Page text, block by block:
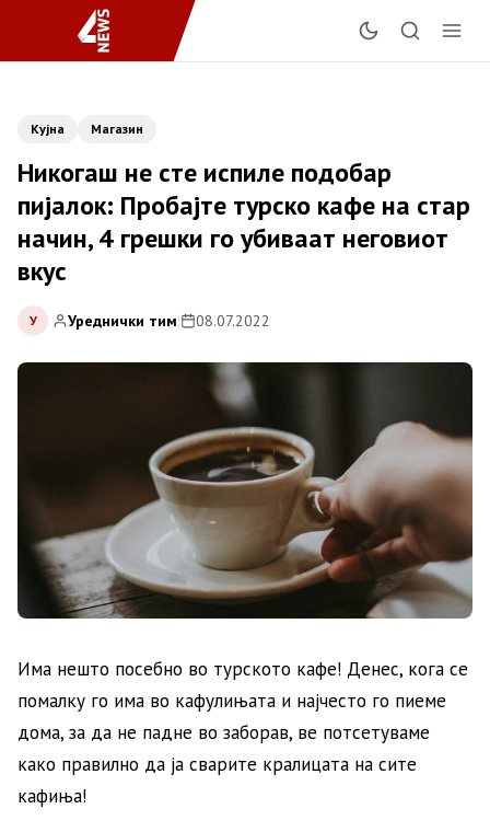
Кујна Магазин
Никогаш не сте испиле подобар
пијалок: Пробајте турско кафе на стар
начин, 4 грешки го убиваат неговиот
вкус
У Уреднички тим| 08.07.2022
Има нешто посебно во турското кафе! Денес, кога се
помалку го има во кафулињата и најчесто го пиеме
дома, за да не падне во заборав, ве потсетуваме
како правилно да ја сварите кралицата на сите
кафиња!